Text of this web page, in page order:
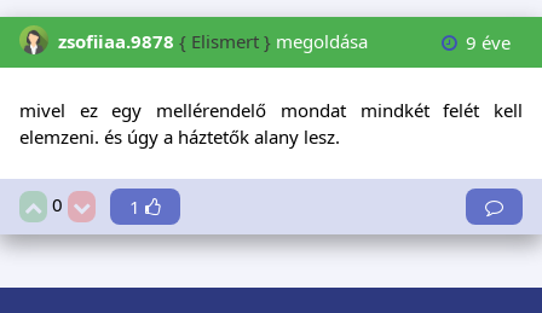
zsofiiaa.9878 { Elismert } megoldása 9 éve
mivel ez egy mellérendelő mondat mindkét felét kell
elemzeni. és úgy a háztetők alany lesz.
0 1